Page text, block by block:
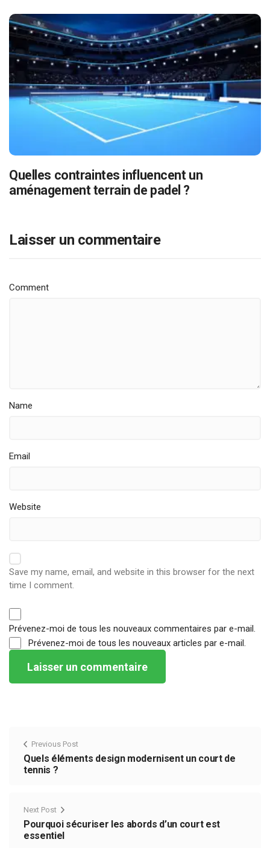
Quelles contraintes influencent un
aménagement terrain de padel ?
Laisser un commentaire
Comment
Name
Email
Website
Save my name, email, and website in this browser for the next
time I comment.
Prévenez-moi de tous les nouveaux commentaires par e-mail.
Prévenez-moi de tous les nouveaux articles par e-mail.
Previous Post
Quels éléments design modernisent un court de
tennis ?
Next Post
Pourquoi sécuriser les abords d’un court est
essentiel